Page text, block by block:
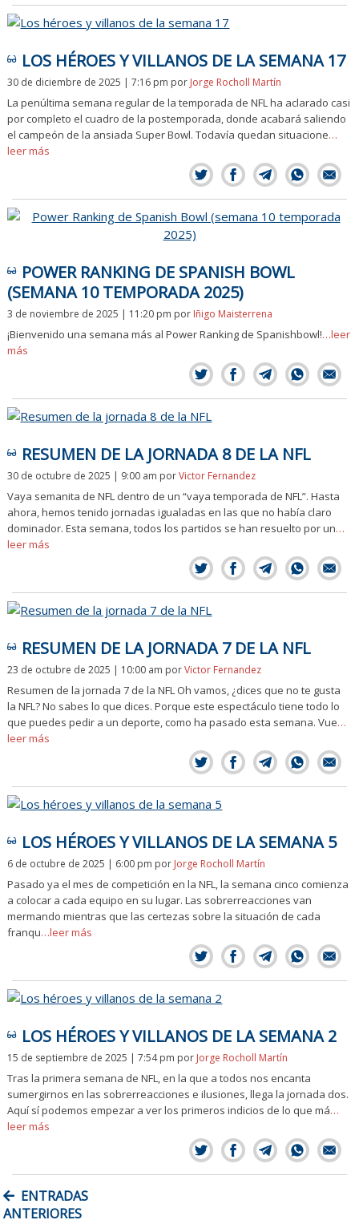
LOS HÉROES Y VILLANOS DE LA SEMANA 17
30 de diciembre de 2025 | 7:16 pm por Jorge Rocholl Martín
La penúltima semana regular de la temporada de NFL ha aclarado casi
por completo el cuadro de la postemporada, donde acabará saliendo
el campeón de la ansiada Super Bowl. Todavía quedan situacione…
leer más
POWER RANKING DE SPANISH BOWL
(SEMANA 10 TEMPORADA 2025)
3 de noviembre de 2025 | 11:20 pm por Iñigo Maisterrena
¡Bienvenido una semana más al Power Ranking de Spanishbowl!…leer
más
RESUMEN DE LA JORNADA 8 DE LA NFL
30 de octubre de 2025 | 9:00 am porVictor Fernandez
Vaya semanita de NFL dentro de un “vaya temporada de NFL”. Hasta
ahora, hemos tenido jornadas igualadas en las que no había claro
dominador. Esta semana, todos los partidos se han resuelto por un…
leer más
RESUMEN DE LA JORNADA 7 DE LA NFL
23 de octubre de 2025 | 10:00 am porVictor Fernandez
Resumen de la jornada 7 de la NFL Oh vamos, ¿dices que no te gusta
la NFL? No sabes lo que dices. Porque este espectáculo tiene todo lo
que puedes pedir a un deporte, como ha pasado esta semana. Vue…
leer más
LOS HÉROES Y VILLANOS DE LA SEMANA 5
6 de octubre de 2025 | 6:00 pm por Jorge Rocholl Martín
Pasado ya el mes de competición en la NFL, la semana cinco comienza
a colocar a cada equipo en su lugar. Las sobrerreacciones van
mermando mientras que las certezas sobre la situación de cada
franqu…leer más
LOS HÉROES Y VILLANOS DE LA SEMANA 2
15 de septiembre de 2025 | 7:54 pm por Jorge Rocholl Martín
Tras la primera semana de NFL, en la que a todos nos encanta
sumergirnos en las sobrerreacciones e ilusiones, llega la jornada dos.
Aquí sí podemos empezar a ver los primeros indicios de lo que má…
leer más
NAVEGACIÓN
DE
ENTRADAS
ENTRADAS
ANTERIORES